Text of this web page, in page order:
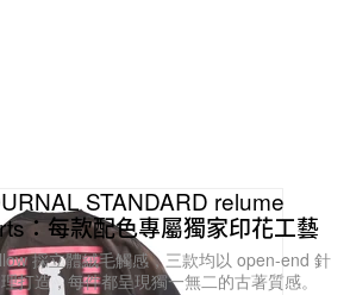
STANDARD relume
：每款配色專屬獨家印花工藝
採立體絨毛觸感，三款均以 open-end 針
打造，每件都呈現獨一無二的古著質感。